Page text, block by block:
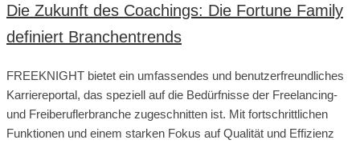
Die Zukunft des Coachings: Die Fortune Family
definiert Branchentrends
FREEKNIGHT bietet ein umfassendes und benutzerfreundliches
Karriereportal, das speziell auf die Bedürfnisse der Freelancing-
und Freiberuflerbranche zugeschnitten ist. Mit fortschrittlichen
Funktionen und einem starken Fokus auf Qualität und Effizienz